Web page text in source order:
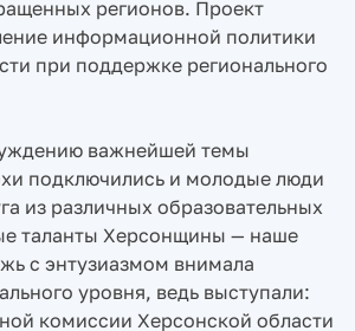
регионов. Проект
информационной политики
при поддержке регионального
важнейшей темы
подключились и молодые люди
из различных образовательных
таланты Херсонщины — наше
с энтузиазмом внимала
уровня, ведь выступали:
комиссии Херсонской области